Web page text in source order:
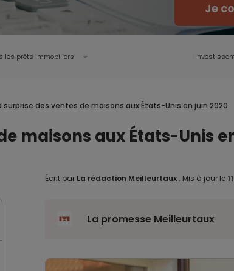
Je
les prêts immobiliers
surprise des ventes de maisons aux États-Unis en juin 2020
maisons aux États-Unis
Écrit par La rédaction Meilleurtaux . Mis à jour le
La promesse Meilleurtaux